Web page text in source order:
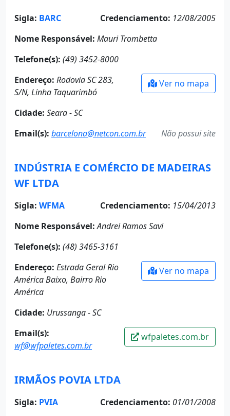
Sigla: BARC Credenciamento: 12/08/2005
Nome Responsável: Mauri Trombetta
Telefone(s): (49) 3452-8000
Endereço: Rodovia SC 283,
S/N, Linha Taquarimbó
Cidade: Seara - SC
Ver no mapa
Email(s): barcelona@netcon.com.br Não possui site
INDÚSTRIA E COMÉRCIO DE MADEIRAS
WF LTDA
Sigla: WFMA Credenciamento: 15/04/2013
Nome Responsável: Andrei Ramos Savi
Telefone(s): (48) 3465-3161
Endereço: Estrada Geral Rio
América Baixo, Bairro Rio
América
Cidade: Urussanga - SC
Ver no mapa
Email(s):
wf@wfpaletes.com.br
wfpaletes.com.br
IRMÃOS POVIA LTDA
Sigla: PVIA Credenciamento: 01/01/2008